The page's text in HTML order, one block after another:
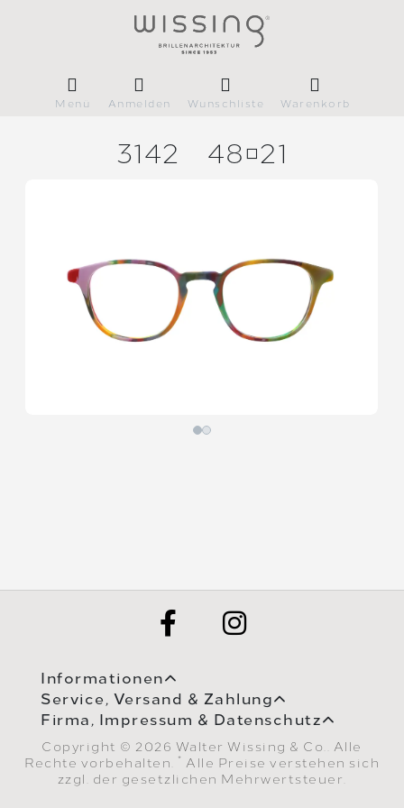
Menü Anmelden Wunschliste Warenkorb
3142 4821
Informationen
Service, Versand & Zahlung
Firma, Impressum & Datenschutz
Copyright © 2026 Walter Wissing & Co.. Alle
Rechte vorbehalten.
* Alle Preise verstehen sich
zzgl. der gesetzlichen Mehrwertsteuer.